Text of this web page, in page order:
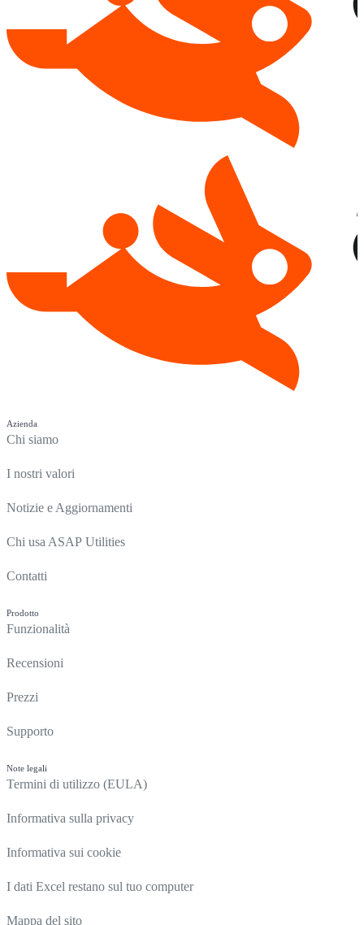
Azienda
Chi siamo
I nostri valori
Notizie e Aggiornamenti
Chi usa ASAP Utilities
Contatti
Prodotto
Funzionalità
Recensioni
Prezzi
Supporto
Note legali
Termini di utilizzo (EULA)
Informativa sulla privacy
Informativa sui cookie
I dati Excel restano sul tuo computer
Mappa del sito